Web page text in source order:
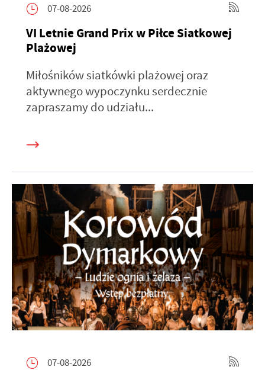
07-08-2026
VI Letnie Grand Prix w Piłce Siatkowej
Plażowej
Miłośników siatkówki plażowej oraz
aktywnego wypoczynku serdecznie
zapraszamy do udziału...
07-08-2026